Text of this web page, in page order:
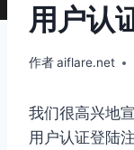
用户认
作者aiflare.net
我们很高兴地
用户认证登陆